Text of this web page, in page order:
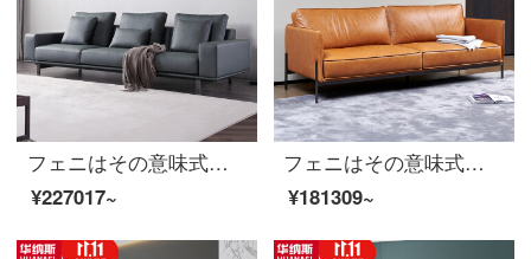
フェニはその意味式が軽くて豪奢で、真皮のソファーの客間の皮の芸術の羽毛の4人の近代的なナpa皮質の家具の頭の階の牛皮の軟らかい包み【ソファー】の意味式はきわめて簡単です。
¥227017~
フェニはその意味式が極めて簡単で、真皮のソファーとオレンジの皮質の3人の寝室で、北欧の近代的で簡単な小型客間の家具Trapani-頭の階の牛革【ソファー】の意味式はきわめて簡単です。
¥181309~